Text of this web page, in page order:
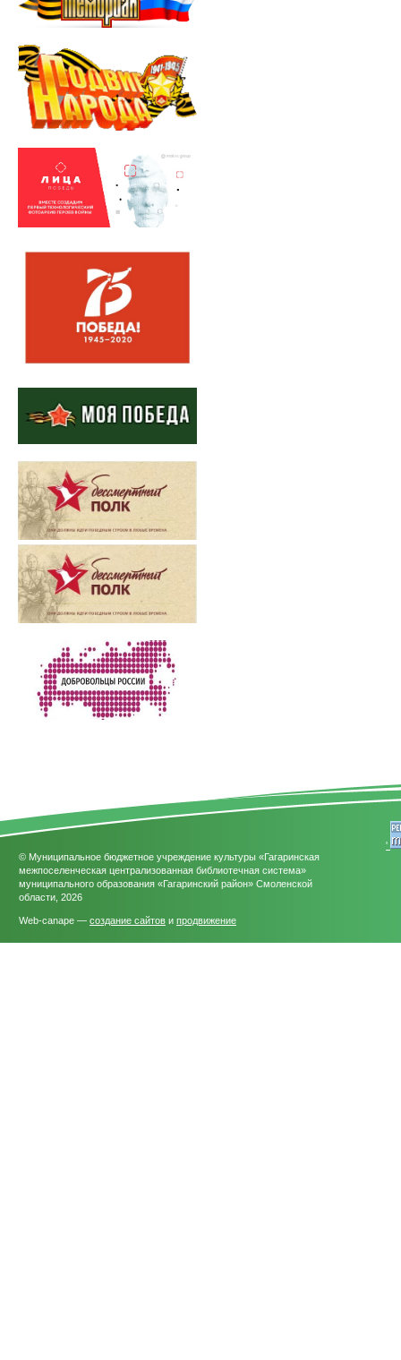
© Муниципальное бюджетное учреждение культуры «Гагаринская
межпоселенческая централизованная библиотечная система»
муниципального образования «Гагаринский район» Смоленской
области, 2026
Web-canape — создание сайтов и продвижение
'